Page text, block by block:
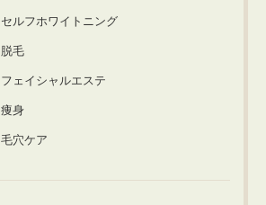
セルフホワイトニング
脱毛
フェイシャルエステ
痩身
毛穴ケア